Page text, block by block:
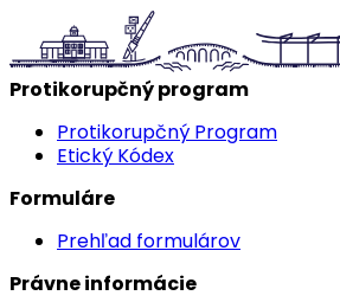
Protikorupčný program
Protikorupčný Program
Etický Kódex
Formuláre
Prehľad formulárov
Právne informácie